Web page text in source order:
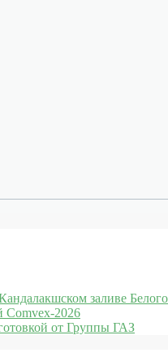
заливе
Comvex-2026
от Группы ГАЗ